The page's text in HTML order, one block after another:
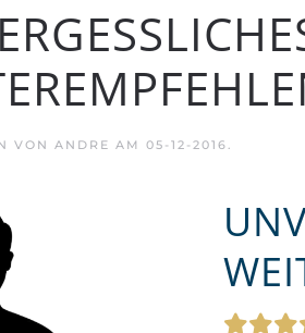
VON ANDRE AM 05-12-2016